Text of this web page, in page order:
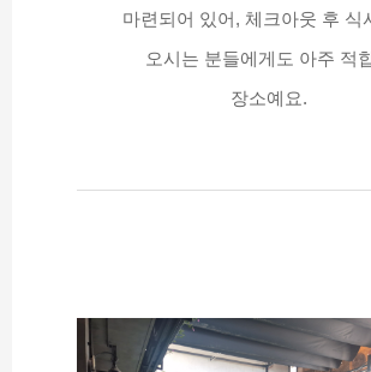
마련되어 있어, 체크아웃 후 식
오시는 분들에게도 아주 적
장소예요.